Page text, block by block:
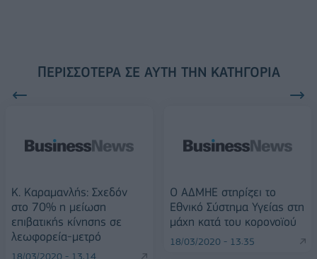
ΠΕΡΙΣΣΌΤΕΡΑ ΣΕ ΑΥΤΉ ΤΗΝ ΚΑΤΗΓΟΡΊΑ
Κ. Καραμανλής: Σχεδόν
στο 70% η μείωση
επιβατικής κίνησης σε
λεωφορεία-μετρό
18/03/2020 - 13:14
Ο ΑΔΜΗΕ στηρίζει το
Εθνικό Σύστημα Υγείας στη
μάχη κατά του κορoνοϊού
18/03/2020 - 13:35